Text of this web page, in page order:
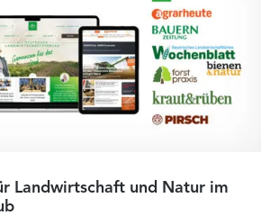
Landwirtschaft und Natur im